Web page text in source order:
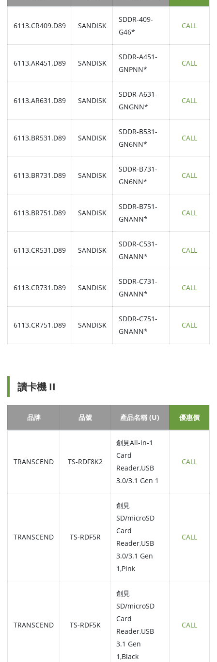
6113.CR409.D89 SANDISK
SDDR-409-
G46*
CALL
6113.AR451.D89 SANDISK
SDDR-A451-
GNPNN*
CALL
6113.AR631.D89 SANDISK
SDDR-A631-
GNGNN*
CALL
6113.BR531.D89 SANDISK
SDDR-B531-
GN6NN*
CALL
6113.BR731.D89 SANDISK
SDDR-B731-
GN6NN*
CALL
6113.BR751.D89 SANDISK
SDDR-B751-
GNANN*
CALL
6113.CR531.D89 SANDISK
SDDR-C531-
GNANN*
CALL
6113.CR731.D89 SANDISK
SDDR-C731-
GNANN*
CALL
6113.CR751.D89 SANDISK
SDDR-C751-
GNANN*
CALL
讀卡機 II
品牌 品號 產品名稱 (U) 優惠價
TRANSCEND TS-RDF8K2
創見All-in-1
Card
Reader,USB
3.0/3.1 Gen 1
CALL
TRANSCEND TS-RDF5R
創見
SD/microSD
Card
Reader,USB
3.0/3.1 Gen
1,Pink
CALL
TRANSCEND TS-RDF5K
創見
SD/microSD
Card
Reader,USB
3.1 Gen
1,Black
CALL